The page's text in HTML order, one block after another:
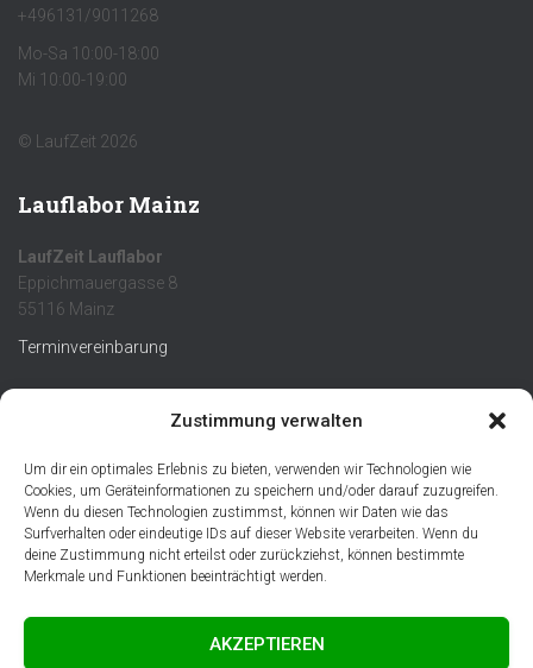
Zustimmung verwalten
Um dir ein optimales Erlebnis zu bieten, verwenden wir Technologien wie
Cookies, um Geräteinformationen zu speichern und/oder darauf zuzugreifen.
Wenn du diesen Technologien zustimmst, können wir Daten wie das
Surfverhalten oder eindeutige IDs auf dieser Website verarbeiten. Wenn du
deine Zustimmung nicht erteilst oder zurückziehst, können bestimmte
Merkmale und Funktionen beeinträchtigt werden.
AKZEPTIEREN
+496131/9011268
Mo-Sa 10:00-18:00
Mi 10:00-19:00
© LaufZeit 2026
Lauflabor Mainz
LaufZeit Lauflabor
Eppichmauergasse 8
55116 Mainz
Terminvereinbarung